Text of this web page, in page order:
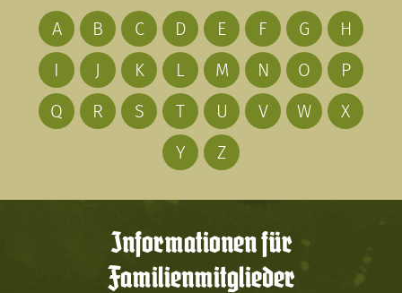
A B C D E F G
H
I
J K L M N O
P
Q
R S T U V W
X
Y
Z
Informationen für
Familienmitglieder